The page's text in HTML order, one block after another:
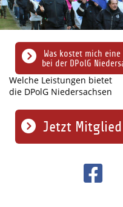
Was kostet mich
bei der DPolG
Welche Leistungen bietet
die DPolG Niedersachsen
Jetzt